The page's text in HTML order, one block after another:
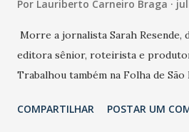
Por Lauriberto Carneiro Braga
Morre a jornalista Sarah Resende,
editora sênior, roteirista e
Trabalhou também na Folha de São
COMPARTILHAR POSTAR UM